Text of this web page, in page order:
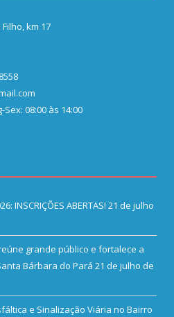
km 17
08:00 às 14:00
INSCRIÇÕES ABERTAS! 21 de julho
grande público e fortalece a
Bárbara do Pará 21 de julho de
e Sinalização Viária no Bairro